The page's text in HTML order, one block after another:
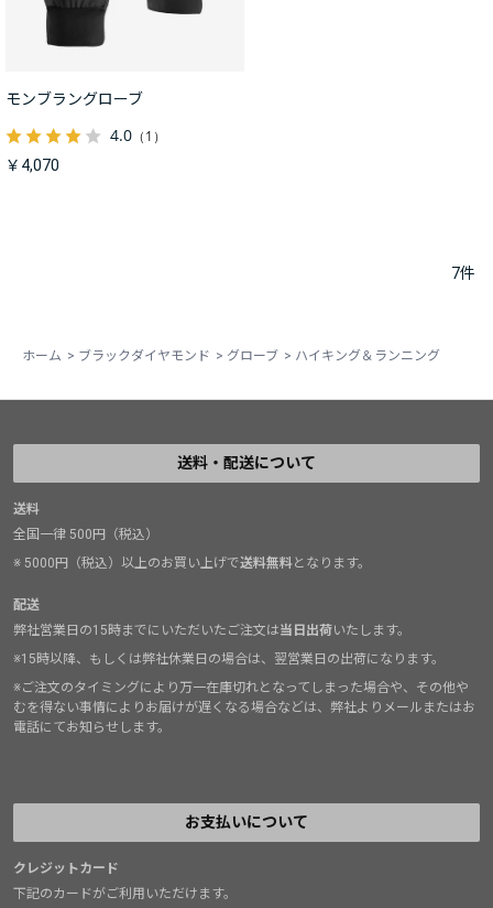
モンブラングローブ
4.0 （1）
￥4,070
7件
ホーム > ブラックダイヤモンド > グローブ > ハイキング＆ランニング
送料・配送について
送料
全国一律 500円（税込）
※ 5000円（税込）以上のお買い上げで送料無料となります。
配送
弊社営業日の15時までにいただいたご注文は当日出荷いたします。
※15時以降、もしくは弊社休業日の場合は、翌営業日の出荷になります。
※ご注文のタイミングにより万一在庫切れとなってしまった場合や、その他や
むを得ない事情によりお届けが遅くなる場合などは、弊社よりメールまたはお
電話にてお知らせします。
お支払いについて
クレジットカード
下記のカードがご利用いただけます。